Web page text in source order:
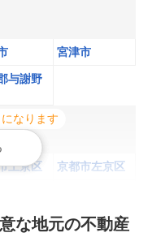
宮津市
与謝野
なります
上京区 京都市左京区
山科区 京都市西京区
なります
な地元の不動産